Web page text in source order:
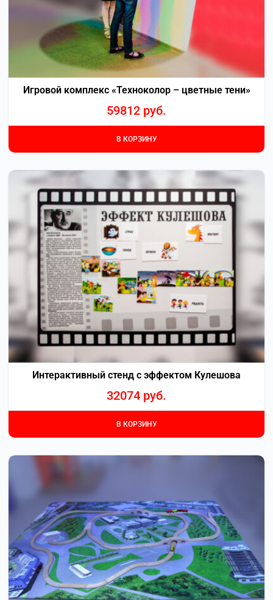
Игровой комплекс «Техноколор – цветные тени»
59812 руб.
В КОРЗИНУ
Интерактивный стенд с эффектом Кулешова
32074 руб.
В КОРЗИНУ